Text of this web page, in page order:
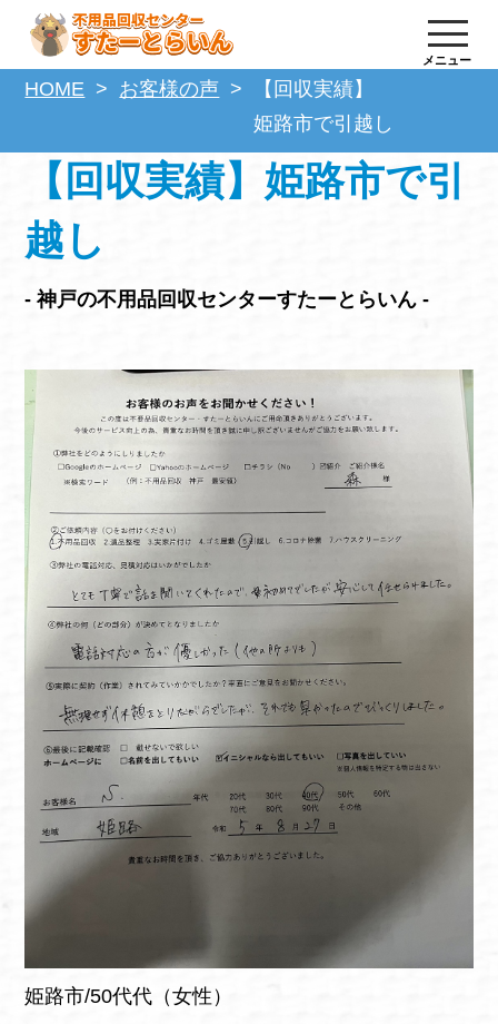
メニュー
HOME お客様の声
【回収実績】
姫路市で引越し
【回収実績】姫路市で引
越し
- 神戸の不用品回収センターすたーとらいん -
姫路市/50代代（女性）